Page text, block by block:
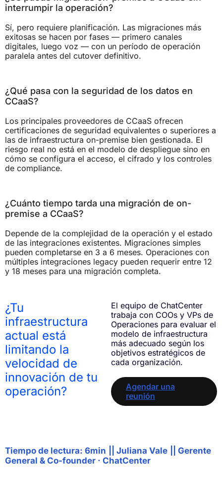
interrumpir la operación?
Sí, pero requiere planificación. Las migraciones más
exitosas se hacen por fases — primero canales
digitales, luego voz — con un período de operación
paralela antes del cutover definitivo.
¿Qué pasa con la seguridad de los datos en
CCaaS?
Los principales proveedores de CCaaS ofrecen
certificaciones de seguridad equivalentes o superiores a
las de infraestructura on-premise bien gestionada. El
riesgo real no está en el modelo de despliegue sino en
cómo se configura el acceso, el cifrado y los controles
de compliance.
¿Cuánto tiempo tarda una migración de on-
premise a CCaaS?
Depende de la complejidad de la operación y el estado
de las integraciones existentes. Migraciones simples
pueden completarse en 3 a 6 meses. Operaciones con
múltiples integraciones legacy pueden requerir entre 12
y 18 meses para una migración completa.
¿Tu
infraestructura
actual está
limitando la
velocidad de
innovación de tu
operación?
El equipo de ChatCenter
trabaja con COOs y VPs de
Operaciones para evaluar el
modelo de infraestructura
más adecuado según los
objetivos estratégicos de
cada organización.
Agendar una
reunión
Tiempo de lectura: 6min Juliana Vale
Gerente
General & Co-founder · ChatCenter